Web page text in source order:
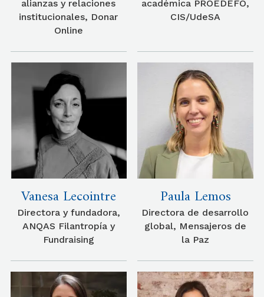
alianzas y relaciones
institucionales, Donar
Online
académica PROEDEFO,
CIS/UdeSA
Vanesa Lecointre
Directora y fundadora,
ANQAS Filantropía y
Fundraising
Paula Lemos
Directora de desarrollo
global, Mensajeros de
la Paz